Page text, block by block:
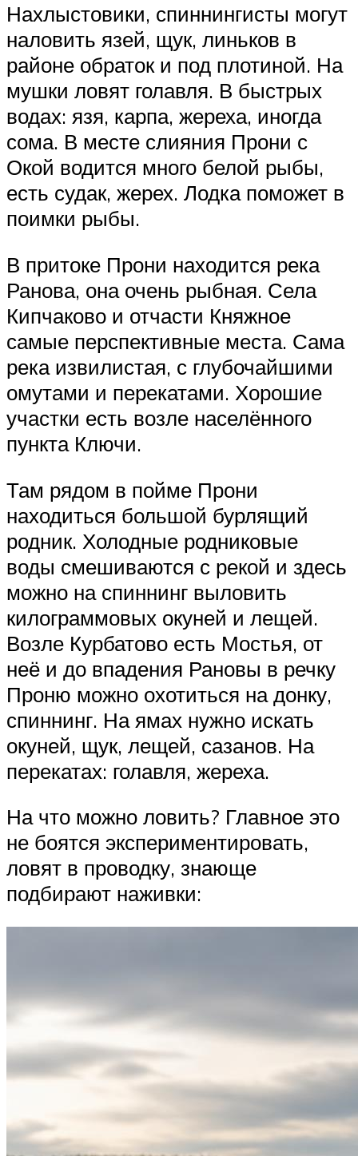
Нахлыстовики, спиннингисты могут
наловить язей, щук, линьков в
районе обраток и под плотиной. На
мушки ловят голавля. В быстрых
водах: язя, карпа, жереха, иногда
сома. В месте слияния Прони с
Окой водится много белой рыбы,
есть судак, жерех. Лодка поможет в
поимки рыбы.
В притоке Прони находится река
Ранова, она очень рыбная. Села
Кипчаково и отчасти Княжное
самые перспективные места. Сама
река извилистая, с глубочайшими
омутами и перекатами. Хорошие
участки есть возле населённого
пункта Ключи.
Там рядом в пойме Прони
находиться большой бурлящий
родник. Холодные родниковые
воды смешиваются с рекой и здесь
можно на спиннинг выловить
килограммовых окуней и лещей.
Возле Курбатово есть Мостья, от
неё и до впадения Рановы в речку
Проню можно охотиться на донку,
спиннинг. На ямах нужно искать
окуней, щук, лещей, сазанов. На
перекатах: голавля, жереха.
На что можно ловить? Главное это
не боятся экспериментировать,
ловят в проводку, знающе
подбирают наживки: